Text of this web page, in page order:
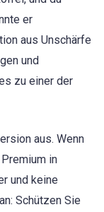
er
aus Unschärfe
und
zu einer der
aus. Wenn
in
und keine
Schützen Sie